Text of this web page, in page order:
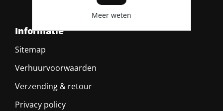
Informatie
Sitemap
Verhuurvoorwaarden
Verzending & retour
Privacy policy
Meer weten